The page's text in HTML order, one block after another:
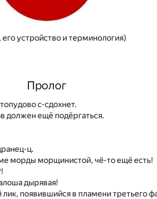
устройство и терминология)
Пролог
с-сдохнет.
должен ещё подёргаться.
ц.
морды морщинистой, чё-то ещё есть!
дырявая!
появившийся в пламени третьего